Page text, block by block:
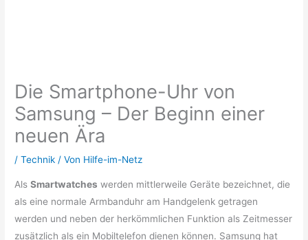
Die Smartphone-Uhr von
Samsung – Der Beginn einer
neuen Ära
/Technik / Von Hilfe-im-Netz
AlsSmartwatches werden mittlerweile Geräte bezeichnet, die
als eine normale Armbanduhr am Handgelenk getragen
werden und neben der herkömmlichen Funktion als Zeitmesser
zusätzlich als ein Mobiltelefon dienen können. Samsung hat